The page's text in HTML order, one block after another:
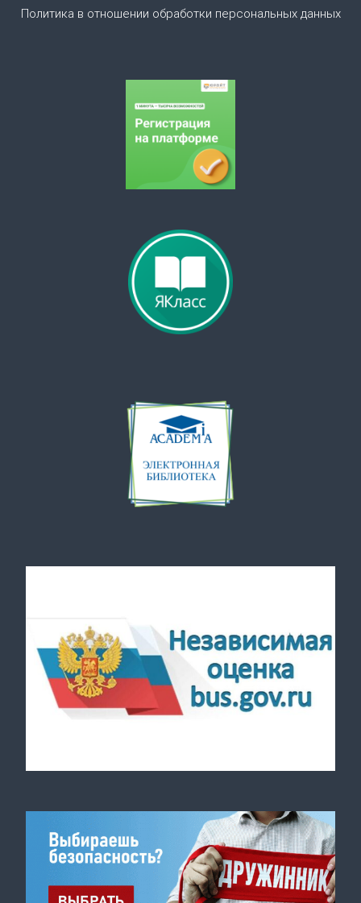
а
Политика в отношении обработки персональных данных